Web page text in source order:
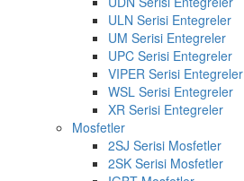
ULN Serisi Entegreler
UM Serisi Entegreler
UPC Serisi Entegreler
VIPER Serisi Entegreler
WSL Serisi Entegreler
XR Serisi Entegreler
Mosfetler
2SJ Serisi Mosfetler
2SK Serisi Mosfetler